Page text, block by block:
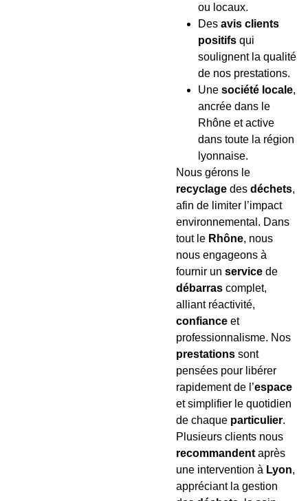
ou locaux.
Des avis clients
positifs qui
soulignent la qualité
de nos prestations.
Une société locale,
ancrée dans le
Rhône et active
dans toute la région
lyonnaise.
Nous gérons le
recyclage des déchets,
afin de limiter l’impact
environnemental. Dans
tout le Rhône, nous
nous engageons à
fournir un service de
débarras complet,
alliant réactivité,
confiance et
professionnalisme. Nos
prestations sont
pensées pour libérer
rapidement de l’espace
et simplifier le quotidien
de chaque particulier.
Plusieurs clients nous
recommandent après
une intervention à Lyon,
appréciant la gestion